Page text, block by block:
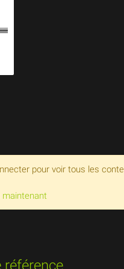
pour voir tous les
maintenant
référence